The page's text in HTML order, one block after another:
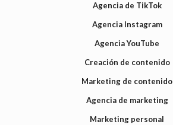
Agencia de TikTok
Agencia Instagram
Agencia YouTube
Creación de contenido
Marketing de contenido
Agencia de marketing
Marketing personal